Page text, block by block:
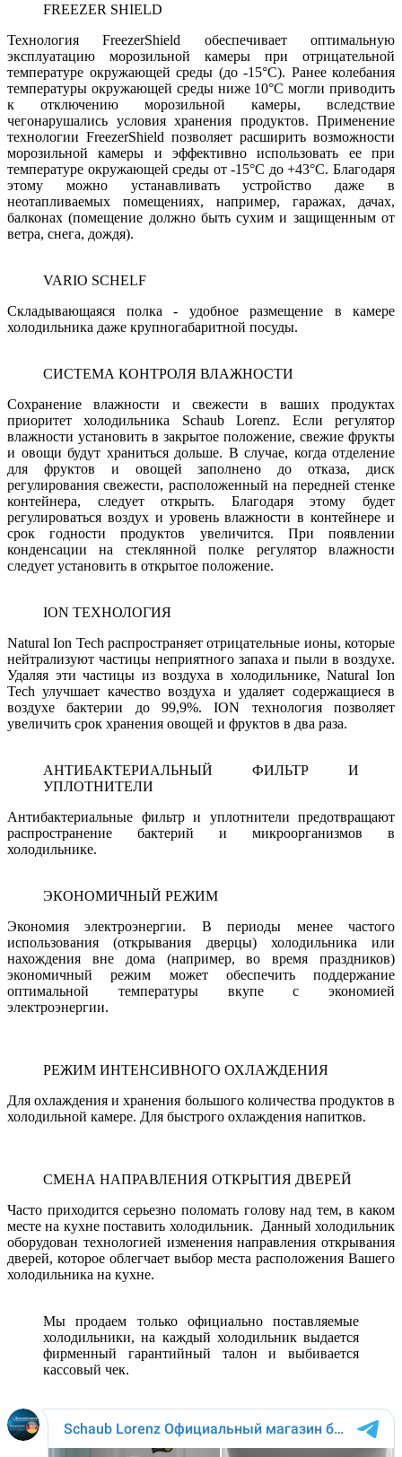
FREEZER SHIELD
Технология FreezerShield обеспечивает оптимальную
эксплуатацию морозильной камеры при отрицательной
температуре окружающей среды (до -15°C). Ранее колебания
температуры окружающей среды ниже 10°C могли приводить
к отключению морозильной камеры, вследствие
чегонарушались условия хранения продуктов. Применение
технологии FreezerShield позволяет расширить возможности
морозильной камеры и эффективно использовать ее при
температуре окружающей среды от -15°C до +43°C. Благодаря
этому можно устанавливать устройство даже в
неотапливаемых помещениях, например, гаражах, дачах,
балконах (помещение должно быть сухим и защищенным от
ветра, снега, дождя).
VARIO SCHELF
Складывающаяся полка - удобное размещение в камере
холодильника даже крупногабаритной посуды.
СИСТЕМА КОНТРОЛЯ ВЛАЖНОСТИ
Сохранение влажности и свежести в ваших продуктах
приоритет холодильника Schaub Lorenz. Если регулятор
влажности установить в закрытое положение, свежие фрукты
и овощи будут храниться дольше. В случае, когда отделение
для фруктов и овощей заполнено до отказа, диск
регулирования свежести, расположенный на передней стенке
контейнера, следует открыть. Благодаря этому будет
регулироваться воздух и уровень влажности в контейнере и
срок годности продуктов увеличится. При появлении
конденсации на стеклянной полке регулятор влажности
следует установить в открытое положение.
ION ТЕХНОЛОГИЯ
Natural Ion Tech распространяет отрицательные ионы, которые
нейтрализуют частицы неприятного запаха и пыли в воздухе.
Удаляя эти частицы из воздуха в холодильнике, Natural Ion
Tech улучшает качество воздуха и удаляет содержащиеся в
воздухе бактерии до 99,9%. ION технология позволяет
увеличить срок хранения овощей и фруктов в два раза.
АНТИБАКТЕРИАЛЬНЫЙ ФИЛЬТР И
УПЛОТНИТЕЛИ
Антибактериальные фильтр и уплотнители предотвращают
распространение бактерий и микроорганизмов в
холодильнике.
ЭКОНОМИЧНЫЙ РЕЖИМ
Экономия электроэнергии. В периоды менее частого
использования (открывания дверцы) холодильника или
нахождения вне дома (например, во время праздников)
экономичный режим может обеспечить поддержание
оптимальной температуры вкупе с экономией
электроэнергии.
РЕЖИМ ИНТЕНСИВНОГО ОХЛАЖДЕНИЯ
Для охлаждения и хранения большого количества продуктов в
холодильной камере. Для быстрого охлаждения напитков.
СМЕНА НАПРАВЛЕНИЯ ОТКРЫТИЯ ДВЕРЕЙ
Часто приходится серьезно поломать голову над тем, в каком
месте на кухне поставить холодильник. Данный холодильник
оборудован технологией изменения направления открывания
дверей, которое облегчает выбор места расположения Вашего
холодильника на кухне.
Мы продаем только официально поставляемые
холодильники, на каждый холодильник выдается
фирменный гарантийный талон и выбивается
кассовый чек.